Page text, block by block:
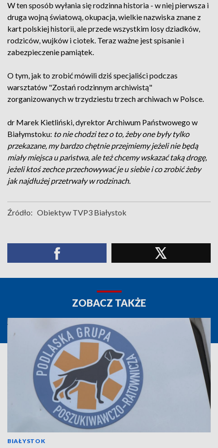
W ten sposób wyłania się rodzinna historia - w niej pierwsza i
druga wojną światową, okupacja, wielkie nazwiska znane z
kart polskiej historii, ale przede wszystkim losy dziadków,
rodziców, wujków i ciotek. Teraz ważne jest spisanie i
zabezpieczenie pamiątek.
O tym, jak to zrobić mówili dziś specjaliści podczas
warsztatów "Zostań rodzinnym archiwistą"
zorganizowanych w trzydziestu trzech archiwach w Polsce.
dr Marek Kietliński, dyrektor Archiwum Państwowego w
Białymstoku: to nie chodzi tez o to, żeby one były tylko
przekazane, my bardzo chętnie przejmiemy jeżeli nie będą
miały miejsca u państwa, ale też chcemy wskazać taką drogę,
jeżeli ktoś zechce przechowywać je u siebie i co zrobić żeby
jak najdłużej przetrwały w rodzinach.
Źródło: Obiektyw TVP3 Białystok
ZOBACZ TAKŻE
BIAŁYSTOK